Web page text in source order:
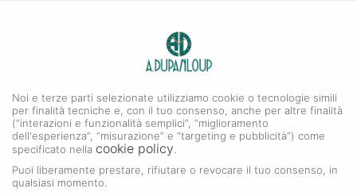
Noi e terze parti selezionate utilizziamo cookie o tecnologie simili
per finalità tecniche e, con il tuo consenso, anche per altre finalità
(“interazioni e funzionalità semplici”, “miglioramento
dell'esperienza”, “misurazione” e “targeting e pubblicità”) come
specificato nella cookie policy
Puoi liberamente prestare, rifiutare o revocare il tuo consenso, in
qualsiasi momento.